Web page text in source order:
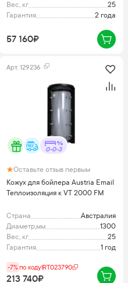
Вес, кг
25
Гарантия
2 года
57 160₽
Арт. 129236
0-0-3
Оставьте отзыв первым
Кожух для бойлера Austria Email
Теплоизоляция к VT 2000 FM
Страна
Австралия
Диаметр,мм
1300
Вес, кг
25
Гарантия
1 год
-7%по кодуIRT023790
213 740₽